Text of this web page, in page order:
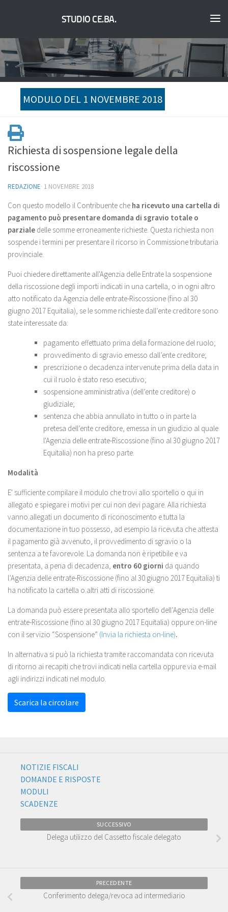
STUDIO CE.BA.
MODULO DEL 1 NOVEMBRE 2018
Richiesta di sospensione legale della
riscossione
REDAZIONE· 1 NOVEMBRE 2018
Con questo modello il Contribuente che ha ricevuto una cartella di
pagamento può presentare domanda di sgravio totale o
parziale delle somme erroneamente richieste. Questa richiesta non
sospende i termini per presentare il ricorso in Commissione tributaria
provinciale.
Puoi chiedere direttamente all'Agenzia delle Entrate la sospensione
della riscossione degli importi indicati in una cartella, o in ogni altro
atto notificato da Agenzia delle entrate-Riscossione (fino al 30
giugno 2017 Equitalia), se le somme richieste dall’ente creditore sono
state interessate da:
pagamento effettuato prima della formazione del ruolo;
provvedimento di sgravio emesso dall’ente creditore;
prescrizione o decadenza intervenute prima della data in
cui il ruolo è stato reso esecutivo;
sospensione amministrativa (dell’ente creditore) o
giudiziale;
sentenza che abbia annullato in tutto o in parte la
pretesa dell’ente creditore, emessa in un giudizio al quale
l'Agenzia delle entrate-Riscossione (fino al 30 giugno 2017
Equitalia) non ha preso parte.
Modalità
E' sufficiente compilare il modulo che trovi allo sportello o qui in
allegato e spiegare i motivi per cui non devi pagare. Alla richiesta
vanno allegati un documento di riconoscimento e tutta la
documentazione in tuo possesso, ad esempio la ricevuta che attesta
il pagamento già avvenuto, il provvedimento di sgravio o la
sentenza a te favorevole. La domanda non è ripetibile e va
presentata, a pena di decadenza, entro 60 giorni da quando
l’Agenzia delle entrate-Riscossione (fino al 30 giugno 2017 Equitalia) ti
ha notificato la cartella o altri atti di riscossione.
La domanda può essere presentata allo sportello dell’Agenzia delle
entrate-Riscossione (fino al 30 giugno 2017 Equitalia) oppure on-line
con il servizio “Sospensione” (Invia la richiesta on-line).
In alternativa si può la richiesta tramite raccomandata con ricevuta
di ritorno ai recapiti che trovi indicati nella cartella oppure via e-mail
agli indirizzi indicati nel modulo.
Scarica la circolare
NOTIZIE FISCALI
DOMANDE E RISPOSTE
MODULI
SCADENZE
SUCCESSIVO
Delega utilizzo del Cassetto fiscale delegato
PRECEDENTE
Conferimento delega/revoca ad intermediario